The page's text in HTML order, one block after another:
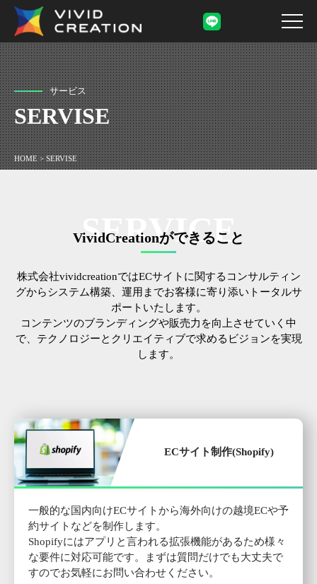
サービス
SERVISE
HOME > SERVISE
SERVICE
VividCreationができること
株式会社vividcreationではECサイトに関するコンサルティン
グからシステム構築、運用までお客様に寄り添いトータルサ
ポートいたします。
コンテンツのブランディングや販売力を向上させていく中
で、テクノロジーとクリエイティブで求めるビジョンを実現
します。
ECサイト制作(Shopify)
一般的な国内向けECサイトから海外向けの越境ECや予
約サイトなどを制作します。
Shopifyにはアプリと言われる拡張機能があるため様々
な要件に対応可能です。まずは質問だけでも大丈夫で
すのでお気軽にお問い合わせください。